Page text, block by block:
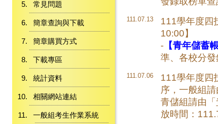
常見問題
簡章查詢與下載
簡章購買方式
下載專區
統計資料
相關網站連結
一般組考生作業系統
111.07.13
111學年度四
10:00】
- 【青年儲蓄
準、各校分
111.07.06
111學年度四
序，一般組
青儲組請由「
放時間：